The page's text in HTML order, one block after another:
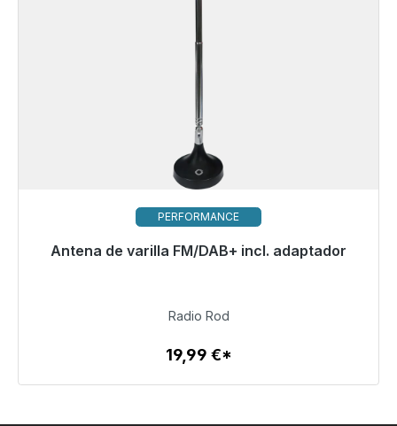
PERFORMANCE
Antena de varilla FM/DAB+ incl. adaptador
Listo para envío inmediato, plazo de entrega 48h*
Detalles
Radio Rod
19,99 €*